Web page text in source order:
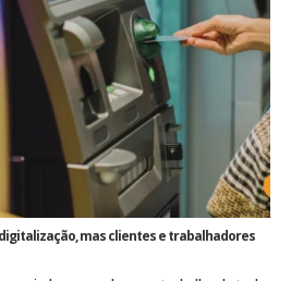
mas clientes e trabalhadores